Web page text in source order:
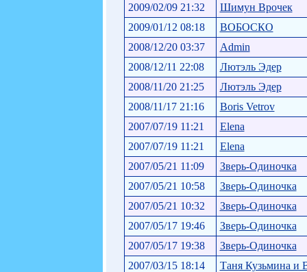
2009/02/09 21:32
Шимун Врочек
2009/01/12 08:18
ВОБОСКО
2008/12/20 03:37
Admin
2008/12/11 22:08
Лютэль Эдер
2008/11/20 21:25
Лютэль Эдер
2008/11/17 21:16
Boris Vetrov
2007/07/19 11:21
Elena
2007/07/19 11:21
Elena
2007/05/21 11:09
Зверь-Одиночка
2007/05/21 10:58
Зверь-Одиночка
2007/05/21 10:32
Зверь-Одиночка
2007/05/17 19:46
Зверь-Одиночка
2007/05/17 19:38
Зверь-Одиночка
2007/03/15 18:14
Таня Кузьмина и